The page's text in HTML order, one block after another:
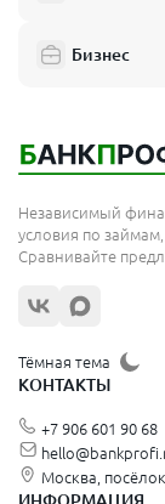
Бизнес
Независимый
условия по
Сравнивайте
Тёмная тема
КОНТАКТЫ
+7 906 601 90 68
Москва,